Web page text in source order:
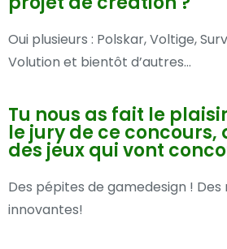
Oui plusieurs : Polskar, Voltige,
Volution et bientôt d’autres…
Tu nous as fait le
le jury de ce
des jeux qui vont
Des pépites de gamedesign ! Des
innovantes!